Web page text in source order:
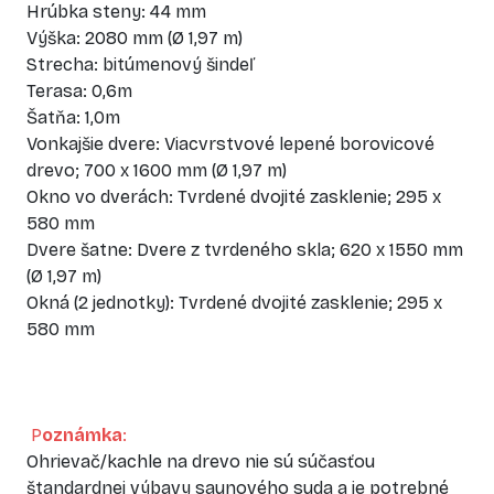
Hrúbka steny: 44 mm
Výška: 2080 mm (Ø 1,97 m)
Strecha: bitúmenový šindeľ
Terasa: 0,6m
Šatňa: 1,0m
Vonkajšie dvere: Viacvrstvové lepené borovicové
drevo; 700 x 1600 mm (Ø 1,97 m)
Okno vo dverách: Tvrdené dvojité zasklenie; 295 x
580 mm
Dvere šatne: Dvere z tvrdeného skla; 620 x 1550 mm
(Ø 1,97 m)
Okná (2 jednotky): Tvrdené dvojité zasklenie; 295 x
580 mm
Poznámka:
Ohrievač/kachle na drevo nie sú súčasťou
štandardnej výbavy saunového suda a je potrebné